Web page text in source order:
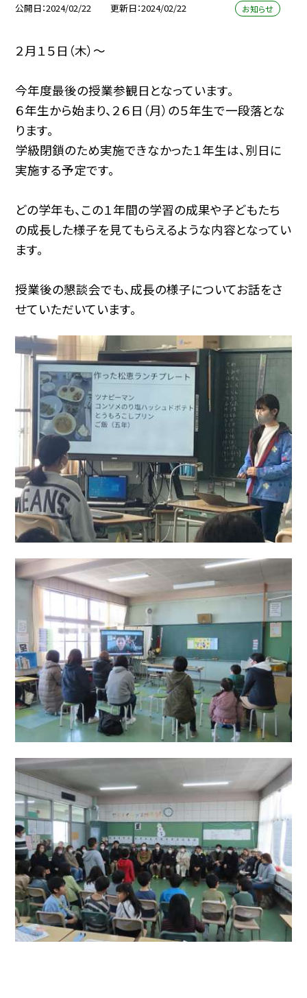
公開日 2024/02/22 更新日 2024/02/22 お知らせ
２月１５日（木）〜
今年度最後の授業参観日となっています。
６年生から始まり、２６日（月）の５年生で一段落とな
ります。
学級閉鎖のため実施できなかった１年生は、別日に
実施する予定です。
どの学年も、この１年間の学習の成果や子どもたち
の成長した様子を見てもらえるような内容となってい
ます。
授業後の懇談会でも、成長の様子についてお話をさ
せていただいています。